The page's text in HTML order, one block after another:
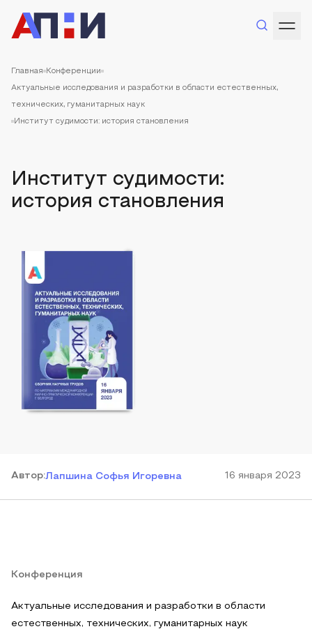
Главная Конференции
Актуальные исследования и разработки в области естественных,
технических, гуманитарных наук
Институт судимости: история становления
Институт судимости:
история становления
Автор:Лапшина Софья Игоревна 16 января 2023
Конференция
Актуальные исследования и разработки в области
естественных, технических, гуманитарных наук